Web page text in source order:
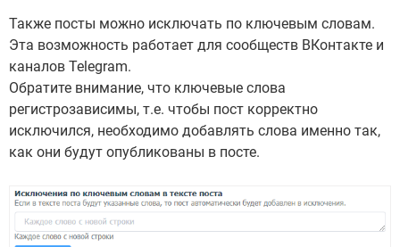
Также посты можно исключать по ключевым словам.
Эта возможность работает для сообществ ВКонтакте и
каналов Telegram.
Обратите внимание, что ключевые слова
регистрозависимы, т.е. чтобы пост корректно
исключился, необходимо добавлять слова именно так,
как они будут опубликованы в посте.